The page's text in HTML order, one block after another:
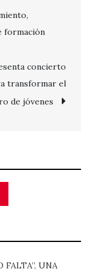
formación
concierto
transformar el
de jóvenes
FALTA”, UNA